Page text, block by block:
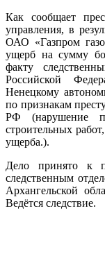
Как сообщает
управления, в
ОАО «Газпром
ущерб на сумму
факту
Российской
Ненецкому
по признакам
РФ (нарушение
строительных
ущерба.).
Дело принято к
следственным
Архангельской
Ведётся следствие.